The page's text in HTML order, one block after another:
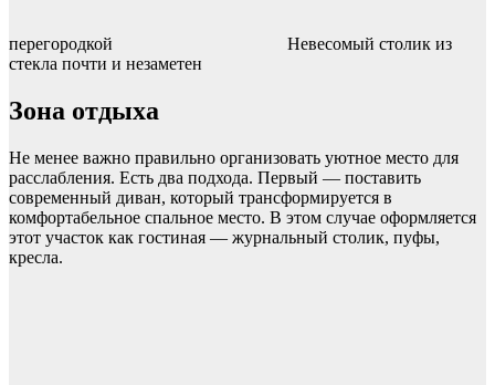
перегородкой
Невесомый столик из
стекла почти и незаметен
Зона отдыха
Не менее важно правильно организовать уютное место для
расслабления. Есть два подхода. Первый — поставить
современный диван, который трансформируется в
комфортабельное спальное место. В этом случае оформляется
этот участок как гостиная — журнальный столик, пуфы,
кресла.